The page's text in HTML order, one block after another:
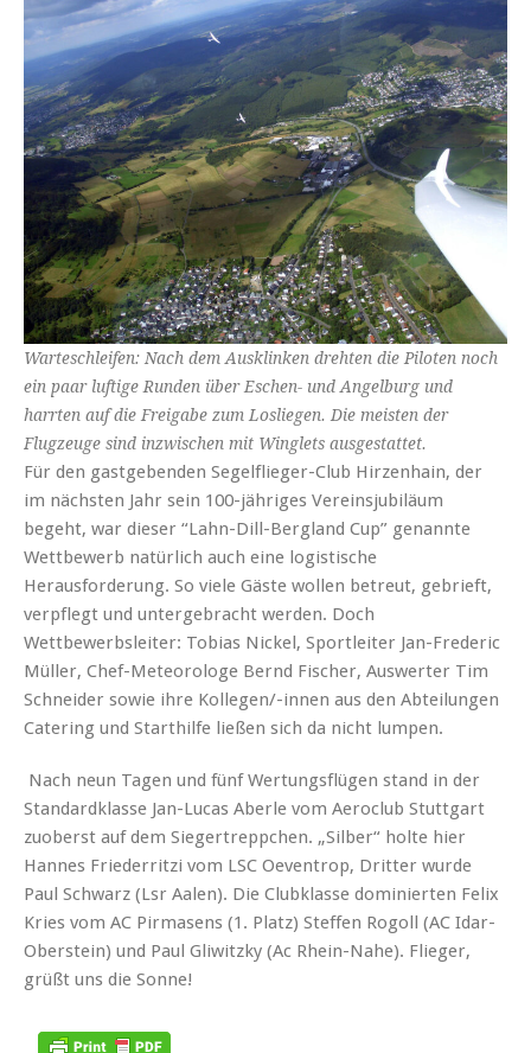
Warteschleifen: Nach dem Ausklinken drehten die Piloten noch
ein paar luftige Runden über Eschen- und Angelburg und
harrten auf die Freigabe zum Losliegen. Die meisten der
Flugzeuge sind inzwischen mit Winglets ausgestattet.
Für den gastgebenden Segelflieger-Club Hirzenhain, der
im nächsten Jahr sein 100-jähriges Vereinsjubiläum
begeht, war dieser “Lahn-Dill-Bergland Cup” genannte
Wettbewerb natürlich auch eine logistische
Herausforderung. So viele Gäste wollen betreut, gebrieft,
verpflegt und untergebracht werden. Doch
Wettbewerbsleiter: Tobias Nickel, Sportleiter Jan-Frederic
Müller, Chef-Meteorologe Bernd Fischer, Auswerter Tim
Schneider sowie ihre Kollegen/-innen aus den Abteilungen
Catering und Starthilfe ließen sich da nicht lumpen.
Nach neun Tagen und fünf Wertungsflügen stand in der
Standardklasse Jan-Lucas Aberle vom Aeroclub Stuttgart
zuoberst auf dem Siegertreppchen. „Silber“ holte hier
Hannes Friederritzi vom LSC Oeventrop, Dritter wurde
Paul Schwarz (Lsr Aalen). Die Clubklasse dominierten Felix
Kries vom AC Pirmasens (1. Platz) Steffen Rogoll (AC Idar-
Oberstein) und Paul Gliwitzky (Ac Rhein-Nahe). Flieger,
grüßt uns die Sonne!